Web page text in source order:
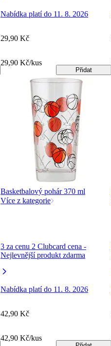
Nabídka platí do 11. 8. 2026
29,90 Kč
29,90 Kč/kus
Přidat
Basketbalový pohár 370 ml
Více z kategorie
3 za cenu 2 Clubcard cena -
Nejlevnější produkt zdarma
Nabídka platí do 11. 8. 2026
42,90 Kč
42,90 Kč/kus